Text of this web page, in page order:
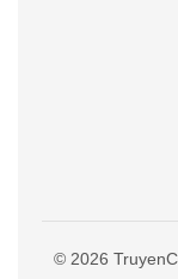
© 2026